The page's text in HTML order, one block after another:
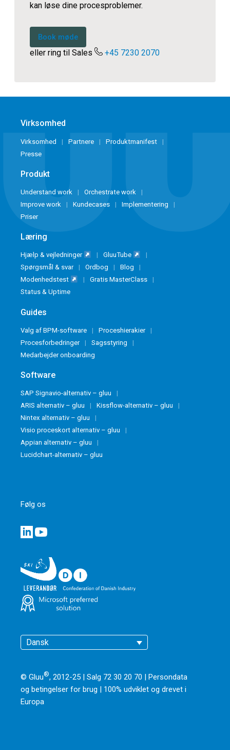
kan løse dine procesproblemer.
Book møde
eller ring til Sales +45 7230 2070
Virksomhed
Virksomhed Partnere
Produktmanifest
Presse
Produkt
Understand work
Orchestrate work
Improve work
Kundecases
Implementering
Priser
Læring
Hjælp & vejledninger
GluuTube
Spørgsmål & svar
Ordbog
Blog
Modenhedstest
Gratis MasterClass
Status & Uptime
Guides
Valg af BPM-software
Proceshierakier
Procesforbedringer
Sagsstyring
Medarbejder onboarding
Software
SAP Signavio-alternativ – gluu
ARIS alternativ – gluu
Kissflow-alternativ – gluu
Nintex alternativ – gluu
Visio proceskort alternativ – gluu
Appian alternativ – gluu
Lucidchart-alternativ – gluu
Følg os
Dansk
© Gluu®, 2012-25 | Salg 72 30 20 70 | Persondata
og betingelser for brug | 100% udviklet og drevet i
Europa